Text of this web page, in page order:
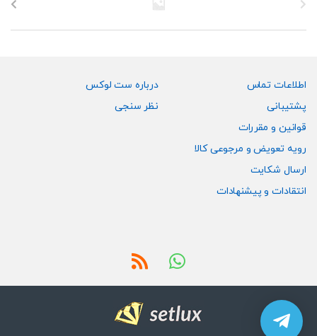
اطلاعات تماس
پشتیبانی
قوانین و مقررات
رویه تعویض و مرجوعی کالا
ارسال شکایت
انتقادات و پیشنهادات
درباره ست لوکس
نظر سنجی